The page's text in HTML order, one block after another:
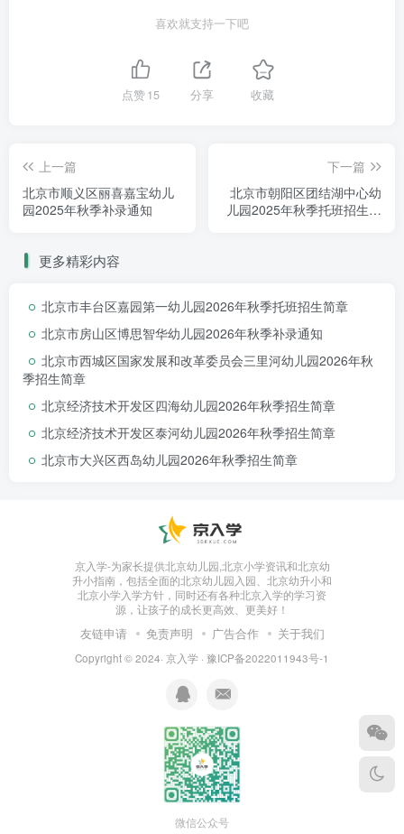
区，轮滑场、足球场。
角落，安心舒适的午休空间。
喜欢就支持一下吧
点赞15 分享 收藏
上一篇
北京市顺义区丽喜嘉宝幼儿
园2025年秋季补录通知
下一篇
北京市朝阳区团结湖中心幼
儿园2025年秋季托班招生简
更多精彩内容
北京市丰台区嘉园第一幼儿园2026年秋季托班招生简章
北京市房山区博思智华幼儿园2026年秋季补录通知
北京市西城区国家发展和改革委员会三里河幼儿园2026年秋
季招生简章
北京经济技术开发区四海幼儿园2026年秋季招生简章
北京经济技术开发区泰河幼儿园2026年秋季招生简章
北京市大兴区西岛幼儿园2026年秋季招生简章
京入学-为家长提供北京幼儿园,北京小学资讯和北京幼
升小指南，包括全面的北京幼儿园入园、北京幼升小和
北京小学入学方针，同时还有各种北京入学的学习资
源，让孩子的成长更高效、更美好！
友链申请 免责声明 广告合作 关于我们
Copyright © 2024· 京入学 · 豫ICP备2022011943号-1
微信公众号